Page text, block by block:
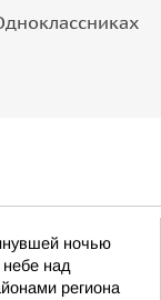
ночью
над
региона